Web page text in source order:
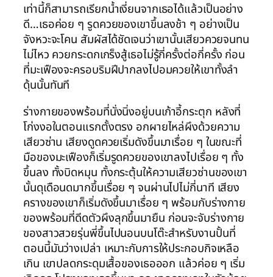
เท่านี้ก็สามารถเรียกน้ำเงี่ยนจากเธอได้แล้วเป็นอย่าง
ดี…เธอค่อย ๆ รูดควยของเขาขึ้นลงช้า ๆ อย่างเป็น
จังหวะจะโคน สัมผัสได้ชัดเจนว่าเขานั้นเสียวควยจนทน
ไม่ไหว ควยกระดกเกร็งสู้เธอไม่รู้กี่ครั้งต่อกี่ครั้ง ก่อน
ที่มะเฟืองจะครอบริมฝีปากลงไปอมควยให้เขาทั้งลำ
ดุ้นนั้นทันที
ร่างกายของพร้อมที่นั่งนิ่งอยู่บนเก้าอี้กระตุก หลังที่
โก่งงอในตอนแรกตั้งตรง อกผายไหล่ผึงด้วยความ
เสียวซ่าน เสียงดูดควยเริ่มดังขึ้นมาเรื่อย ๆ ในขณะที่
มือของมะเฟืองก็เริ่มรูดควยของเขาลงไปเรื่อย ๆ ทั้ง
ขึ้นลง ทั้งบิดหมุน ทั้งกระตุ้นให้ความเสียวซ่านของเขา
นั้นดุเดือนดมากขึ้นเรื่อย ๆ จนผ่านไปไม่กี่นาที เสียง
ครางของเขาก็เริ่มดังขึ้นมาเรื่อย ๆ พร้อมกับร่างกาย
ของพร้อมที่ดีดตัวผึงลุกขึ้นมายืน ก่อนจะจับร่างกาย
ของสาวสวยรุ่นพี่ขึ้นไปนอนบนโต๊ะสำหรับงานปั้นที่
ตอนนี้มันว่างเปล่า เหมาะกับการให้ประกอบกิจเหลือ
เกิน เขาปลดกระดุมเสื้อของเธอออก แล้วค่อย ๆ เริ่ม